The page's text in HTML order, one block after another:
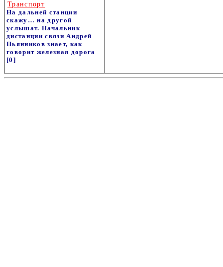
Транспорт
На дальней станции
скажу… на другой
услышат. Начальник
дистанции связи Андрей
Пьянников знает, как
говорит железная дорога
[0]